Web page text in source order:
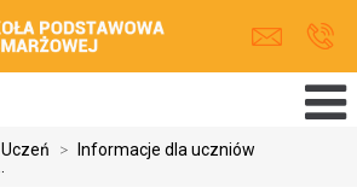
Uczeń >
Informacje dla uczniów